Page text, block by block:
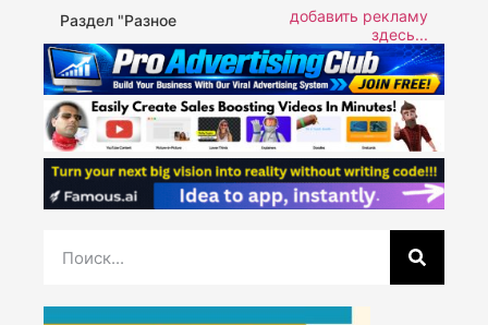
Раздел "Разное
добавить рекламу
здесь...